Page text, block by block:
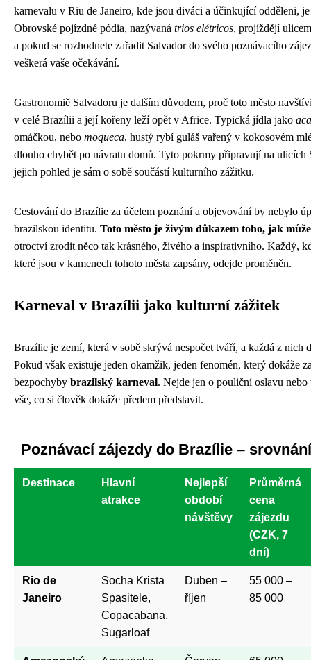
karnevalu v Riu de Janeiro, kde jsou diváci a účinkující odděleni,
Obrovské pojízdné pódia, nazývaná trios elétricos, projíždějí
a pokud se rozhodnete zařadit Salvador do svého poznávacího
veškerá vaše očekávání.
Gastronomiě Salvadoru je dalším důvodem, proč toto město
v celé Brazílii a její kořeny leží opět v Africe. Typická jídla jako
omáčkou, nebo moqueca, hustý rybí guláš vařený v kokosovém
dlouho chybět po návratu domů. Tyto pokrmy připravují na
jejich pohled je sám o sobě součástí kulturního zážitku.
Cestování do Brazílie za účelem poznání a objevování by nebylo
brazilskou identitu. Toto město je živým důkazem toho, jak
otroctví zrodit něco tak krásného, živého a inspirativního. Každý,
které jsou v kamenech tohoto města zapsány, odejde proměněn.
Karneval v Brazílii jako kulturní zážitek
Brazílie je zemí, která v sobě skrývá nespočet tváří, a každá z
Pokud však existuje jeden okamžik, jeden fenomén, který dokáže
bezpochyby brazilský karneval. Nejde jen o pouliční oslavu
vše, co si člověk dokáže předem představit.
Poznávací zájezdy do Brazílie –
Destinace
Hlavní
atrakce
Nejlepší
období
návštěvy
Průměrná
cena
zájezdu
(CZK, 7
dní)
Rio de
Janeiro
Socha Krista
Spasitele,
Copacabana,
Sugarloaf
Duben –
říjen
55 000 –
85 000